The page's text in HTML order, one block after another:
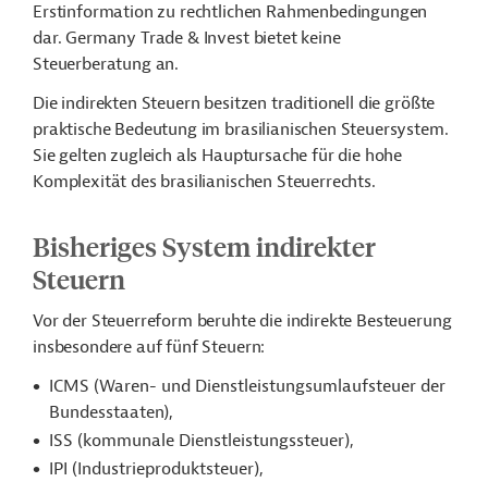
Erstinformation zu rechtlichen Rahmenbedingungen
dar. Germany Trade & Invest bietet keine
Steuerberatung an.
Die indirekten Steuern besitzen traditionell die größte
praktische Bedeutung im brasilianischen Steuersystem.
Sie gelten zugleich als Hauptursache für die hohe
Komplexität des brasilianischen Steuerrechts.
Bisheriges System indirekter
Steuern
Vor der Steuerreform beruhte die indirekte Besteuerung
insbesondere auf fünf Steuern:
ICMS (Waren- und Dienstleistungsumlaufsteuer der
Bundesstaaten),
ISS (kommunale Dienstleistungssteuer),
IPI (Industrieproduktsteuer),